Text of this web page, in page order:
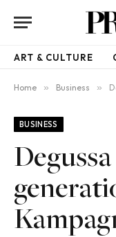
ART & CULTURE
Home » Business »
BUSINESS